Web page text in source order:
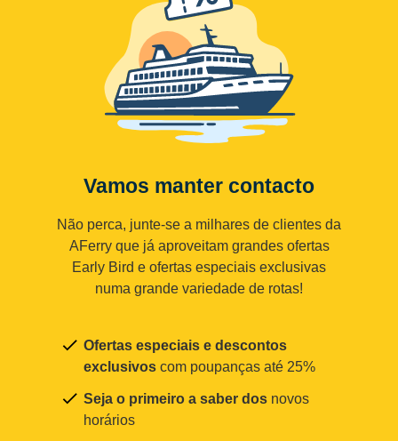
Vamos manter contacto
Não perca, junte-se a milhares de clientes da
AFerry que já aproveitam grandes ofertas
Early Bird e ofertas especiais exclusivas
numa grande variedade de rotas!
Ofertas especiais e descontos
exclusivos com poupanças até 25%
Seja o primeiro a saber dos novos
horários